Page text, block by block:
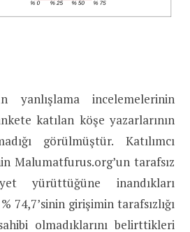
yanlışlama incelemelerinin
katılan köşe yazarlarının
görülmüştür. Katılımcı
Malumatfurus.org’un tarafsız
yürüttüğüne inandıkları
74,7’sinin girişimin tarafsızlığı
olmadıklarını belirttikleri